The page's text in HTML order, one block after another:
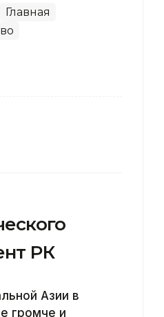
Главная
РК
Азии в
громче и